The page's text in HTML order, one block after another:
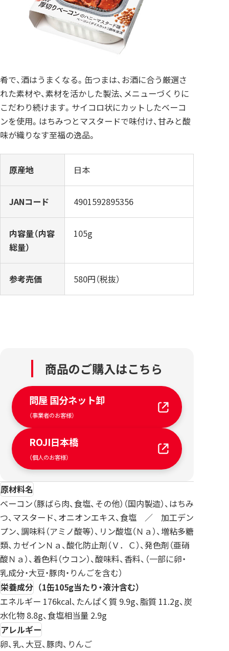
肴で、酒はうまくなる。缶つまは、お酒に合う厳選さ
れた素材や、素材を活かした製法、メニューづくりに
こだわり続けます。サイコロ状にカットしたベーコ
ンを使用。はちみつとマスタードで味付け、甘みと酸
味が織りなす至福の逸品。
原産地 日本
JANコード 4901592895356
内容量（内容
総量）
105g
参考売価 580円（税抜）
商品のご購入はこちら
問屋 国分ネット卸
（事業者のお客様）
ROJI日本橋
（個人のお客様）
原材料名
ベーコン（豚ばら肉、食塩、その他）（国内製造）、はちみ
つ、マスタード、オニオンエキス、食塩 ／ 加工デン
プン、調味料（アミノ酸等）、リン酸塩（Ｎａ）、増粘多糖
類、カゼインＮａ、酸化防止剤（Ｖ．Ｃ）、発色剤（亜硝
酸Ｎａ）、着色料（ウコン）、酸味料、香料、（一部に卵・
乳成分・大豆・豚肉・りんごを含む）
栄養成分 （1缶105g当たり・液汁含む）
エネルギー 176kcal、たんぱく質 9.9g、脂質 11.2g、炭
水化物 8.8g、食塩相当量 2.9g
アレルギー
卵、乳、大豆、豚肉、りんご